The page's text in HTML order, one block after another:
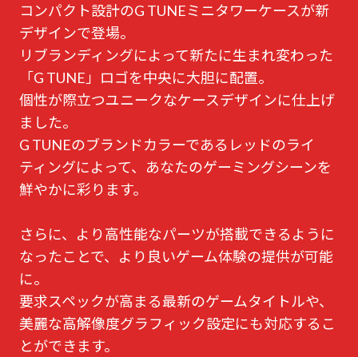
コンパクト設計のG TUNEミニタワーケースが新
デザインで登場。
リブランディングによって新たに生まれ変わった
「G TUNE」ロゴを中央に大胆に配置。
個性が際立つユニークなケースデザインに仕上げ
ました。
G TUNEのブランドカラーであるレッドのライ
ティングによって、あなたのゲーミングシーンを
鮮やかに彩ります。
さらに、より高性能なパーツが搭載できるように
なったことで、より良いゲーム体験の提供が可能
に。
要求スペックが高まる最新のゲームタイトルや、
美麗な高解像度グラフィック設定にも対応するこ
とができます。